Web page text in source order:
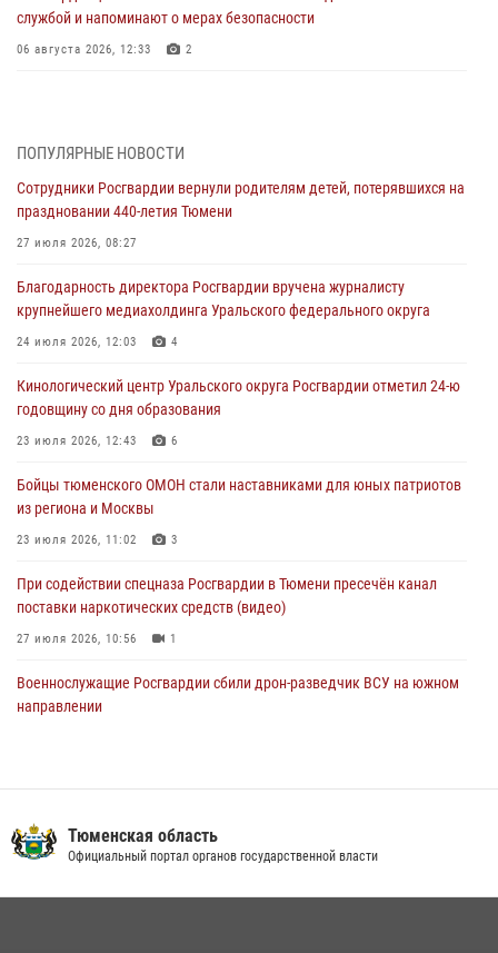
службой и напоминают о мерах безопасности
06 августа 2026, 12:33 2
06 августа 2026, 04:41 3
Росгвардейцы в Тюменской области почтили память генерала
армии Ивана Кирилловича Яковлева
05 августа 2026, 11:03
В Тюмени офицер Росгвардии в радиоэфире напомнил гражданам о
мерах безопасного владения оружием
05 августа 2026, 09:56
Военнослужащие Росгвардии сбили дрон-разведчик ВСУ на южном
направлении
05 августа 2026, 05:35
Стальной характер продемонстрировали росгвардейцы в ходе
масштабных спортивных событий на Урале
05 августа 2026, 05:22
ПОПУЛЯРНЫЕ НОВОСТИ
Сотрудники Росгвардии вернули родителям детей, потерявшихся на
праздновании 440-летия Тюмени
27 июля 2026, 08:27
Благодарность директора Росгвардии вручена журналисту
крупнейшего медиахолдинга Уральского федерального округа
24 июля 2026, 12:03 4
Кинологический центр Уральского округа Росгвардии отметил 24-ю
годовщину со дня образования
23 июля 2026, 12:43 6
Бойцы тюменского ОМОН стали наставниками для юных патриотов
из региона и Москвы
23 июля 2026, 11:02 3
При содействии спецназа Росгвардии в Тюмени пресечён канал
поставки наркотических средств (видео)
27 июля 2026, 10:56 1
Военнослужащие Росгвардии сбили дрон-разведчик ВСУ на южном
направлении
03 августа 2026, 07:23 1
Тюменская область
Официальный портал органов государственной власти